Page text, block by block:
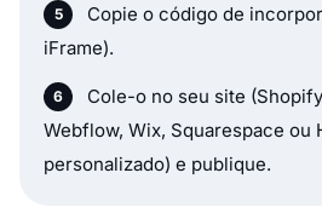
Copie o código de
iFrame).
Cole-o no seu site
Webflow, Wix, Squarespace ou
personalizado) e publique.